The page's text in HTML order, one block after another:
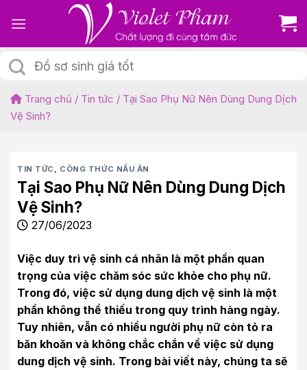
Tìm
kiếm:
Trang chủ / Tin tức / Tại Sao Phụ Nữ Nên Dùng Dung Dịch
Vệ Sinh?
TIN TỨC , CÔNG THỨC NẤU ĂN
Tại Sao Phụ Nữ Nên Dùng Dung Dịch
Vệ Sinh?
27/06/2023
Việc duy trì vệ sinh cá nhân là một phần quan
trọng của việc chăm sóc sức khỏe cho phụ nữ.
Trong đó, việc sử dụng dung dịch vệ sinh là một
phần không thể thiếu trong quy trình hàng ngày.
Tuy nhiên, vẫn có nhiều người phụ nữ còn tỏ ra
băn khoăn và không chắc chắn về việc sử dụng
dung dịch vệ sinh. Trong bài viết này, chúng ta sẽ